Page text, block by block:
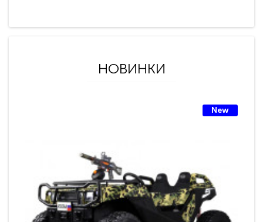
НОВИНКИ
New